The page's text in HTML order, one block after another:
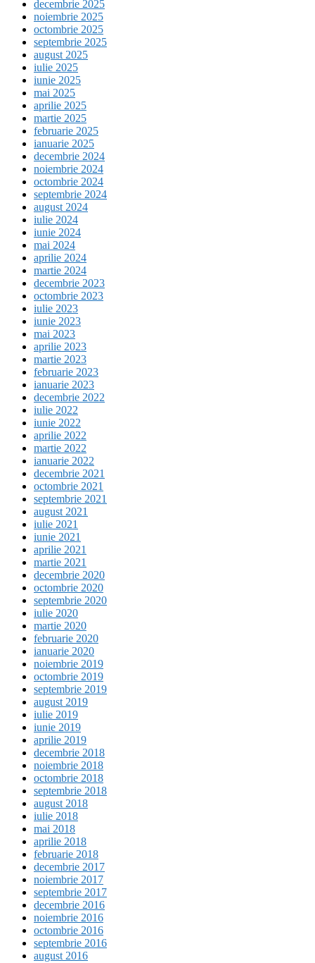
decembrie 2025
noiembrie 2025
octombrie 2025
septembrie 2025
august 2025
iulie 2025
iunie 2025
mai 2025
aprilie 2025
martie 2025
februarie 2025
ianuarie 2025
decembrie 2024
noiembrie 2024
octombrie 2024
septembrie 2024
august 2024
iulie 2024
iunie 2024
mai 2024
aprilie 2024
martie 2024
decembrie 2023
octombrie 2023
iulie 2023
iunie 2023
mai 2023
aprilie 2023
martie 2023
februarie 2023
ianuarie 2023
decembrie 2022
iulie 2022
iunie 2022
aprilie 2022
martie 2022
ianuarie 2022
decembrie 2021
octombrie 2021
septembrie 2021
august 2021
iulie 2021
iunie 2021
aprilie 2021
martie 2021
decembrie 2020
octombrie 2020
septembrie 2020
iulie 2020
martie 2020
februarie 2020
ianuarie 2020
noiembrie 2019
octombrie 2019
septembrie 2019
august 2019
iulie 2019
iunie 2019
aprilie 2019
decembrie 2018
noiembrie 2018
octombrie 2018
septembrie 2018
august 2018
iulie 2018
mai 2018
aprilie 2018
februarie 2018
decembrie 2017
noiembrie 2017
septembrie 2017
decembrie 2016
noiembrie 2016
octombrie 2016
septembrie 2016
august 2016